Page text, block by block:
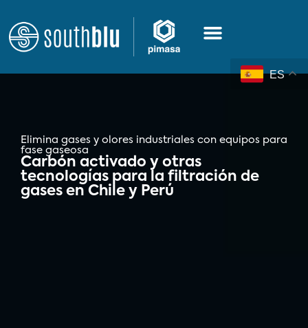
Elimina gases y olores industriales con equipos para
fase gaseosa
Carbón activado y otras
tecnologías para la filtración de
gases en Chile y Perú
ES